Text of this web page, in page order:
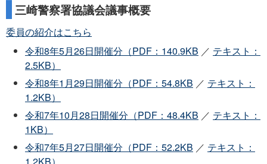
三崎警察署協議会議事概要
委員の紹介はこちら
令和8年5月26日開催分（PDF：140.9KB ／ テキスト：
2.5KB）
令和8年1月29日開催分（PDF：54.8KB ／ テキスト：
1.2KB）
令和7年10月28日開催分（PDF：48.4KB ／ テキスト：
1KB）
令和7年5月27日開催分（PDF：52.2KB ／ テキスト：
1.2KB）